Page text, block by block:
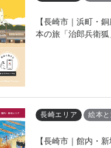
【長崎市｜浜町・
本の旅「治郎兵衛狐
長崎エリア 絵本
【長崎市｜館内・